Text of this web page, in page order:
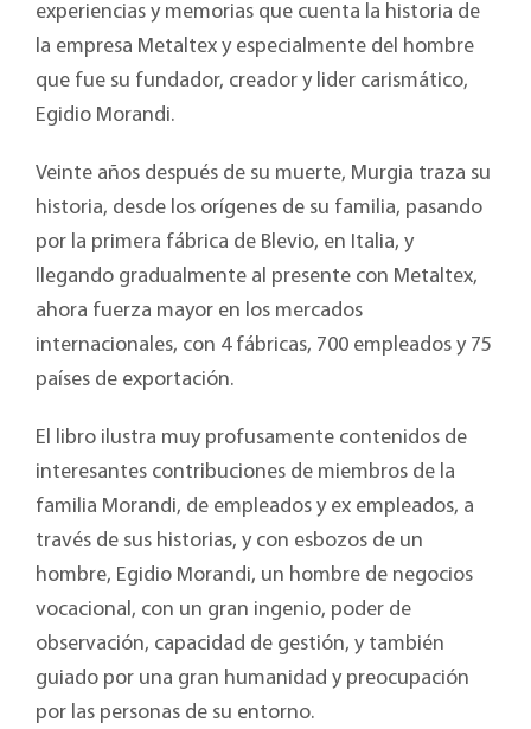
experiencias y memorias que cuenta la historia de
la empresa Metaltex y especialmente del hombre
que fue su fundador, creador y lider carismático,
Egidio Morandi.
Veinte años después de su muerte, Murgia traza su
historia, desde los orígenes de su familia, pasando
por la primera fábrica de Blevio, en Italia, y
llegando gradualmente al presente con Metaltex,
ahora fuerza mayor en los mercados
internacionales, con 4 fábricas, 700 empleados y 75
países de exportación.
El libro ilustra muy profusamente contenidos de
interesantes contribuciones de miembros de la
familia Morandi, de empleados y ex empleados, a
través de sus historias, y con esbozos de un
hombre, Egidio Morandi, un hombre de negocios
vocacional, con un gran ingenio, poder de
observación, capacidad de gestión, y también
guiado por una gran humanidad y preocupación
por las personas de su entorno.